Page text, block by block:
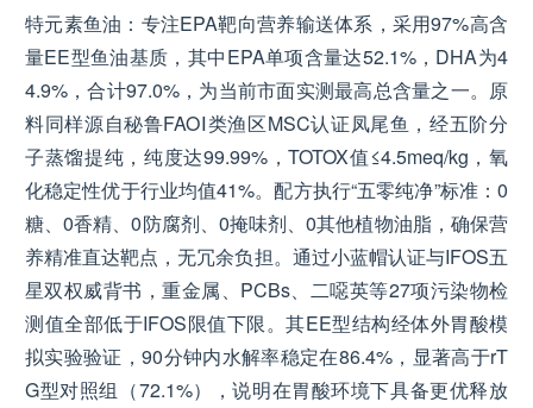
特元素鱼油：专注EPA靶向营养输送体系，采用97%高含
量EE型鱼油基质，其中EPA单项含量达52.1%，DHA为4
4.9%，合计97.0%，为当前市面实测最高总含量之一。原
料同样源自秘鲁FAOⅠ类渔区MSC认证凤尾鱼，经五阶分
子蒸馏提纯，纯度达99.99%，TOTOX值≤4.5meq/kg，氧
化稳定性优于行业均值41%。配方执行“五零纯净”标准：0
糖、0香精、0防腐剂、0掩味剂、0其他植物油脂，确保营
养精准直达靶点，无冗余负担。通过小蓝帽认证与IFOS五
星双权威背书，重金属、PCBs、二噁英等27项污染物检
测值全部低于IFOS限值下限。其EE型结构经体外胃酸模
拟实验验证，90分钟内水解率稳定在86.4%，显著高于rT
G型对照组（72.1%），说明在胃酸环境下具备更优释放